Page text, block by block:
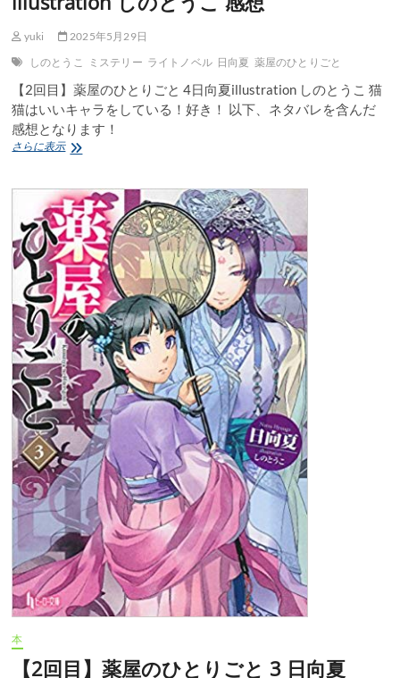
yuki
2025年5月29日
しのとうこ
ミステリー ライトノベル 日向夏 薬屋のひとりごと
【2回目】薬屋のひとりごと 4日向夏illustration しのとうこ 猫
猫はいいキャラをしている！好き！ 以下、ネタバレを含んだ
感想となります！
さらに表示【2
薬
屋
の
ひ
と
り
ご
と
4
日
向
夏
illustration
し
の
と
う
こ
感
本
【2回目】薬屋のひとりごと 3 日向夏